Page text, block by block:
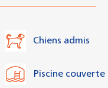
Chiens admis
Piscine couverte